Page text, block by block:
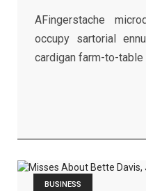
AFingerstache
occupy sartorial
cardigan farm-to-table
BUSINESS